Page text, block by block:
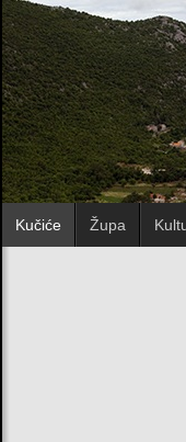
Kučiće Župa